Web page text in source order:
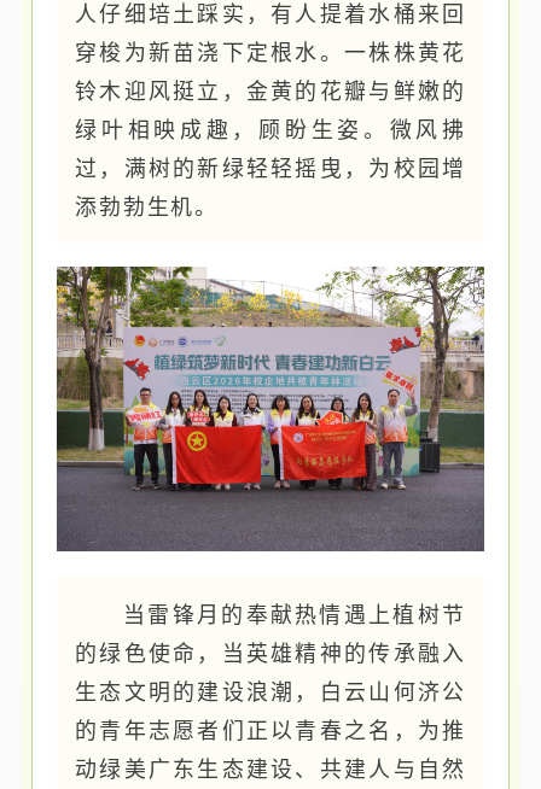
人仔细培土踩实，有人提着水桶来回
穿梭为新苗浇下定根水。一株株黄花
铃木迎风挺立，金黄的花瓣与鲜嫩的
绿叶相映成趣，顾盼生姿。微风拂
过，满树的新绿轻轻摇曳，为校园增
添勃勃生机。
当雷锋月的奉献热情遇上植树节
的绿色使命，当英雄精神的传承融入
生态文明的建设浪潮，白云山何济公
的青年志愿者们正以青春之名，为推
动绿美广东生态建设、共建人与自然